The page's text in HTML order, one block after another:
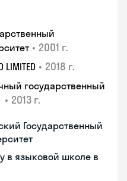
• 2001 г.
LIMITED • 2018 г.
государственный
• 2013 г.
Государственный
в языковой школе в